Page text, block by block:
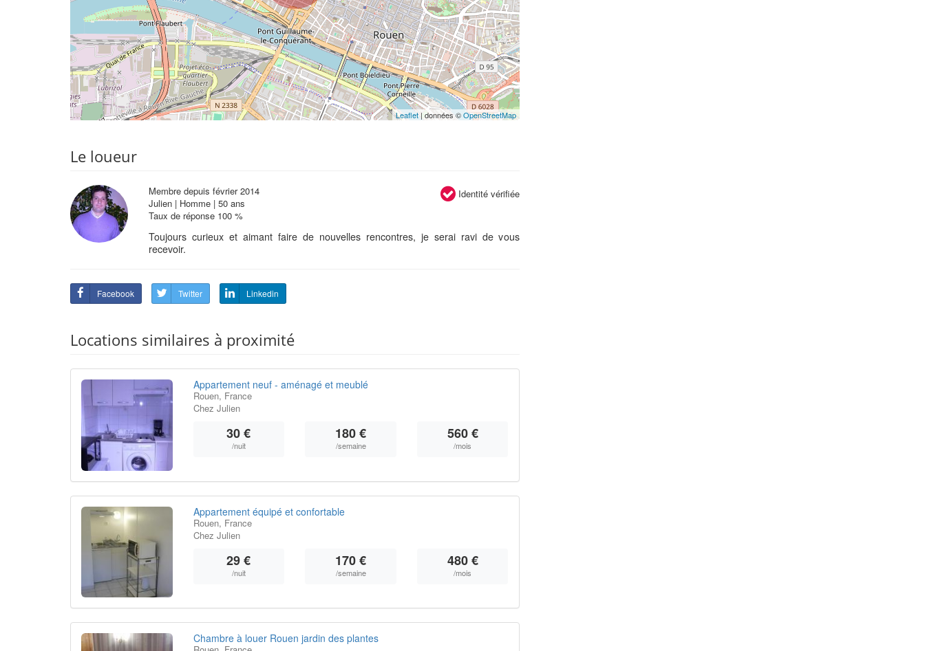
Leaflet| données ©OpenStreetMap
Le loueur
Identité vérifiée
Membre depuis février 2014
Julien | Homme | 50 ans
Taux de réponse 100 %
Toujours curieux et aimant faire de nouvelles rencontres, je serai ravi de vous
recevoir.
Facebook Twitter Linkedin
Locations similaires à proximité
Appartement neuf - aménagé et meublé
Rouen, France
Chez Julien
30 €
/nuit
180 €
/semaine
560 €
/mois
Appartement équipé et confortable
Rouen, France
Chez Julien
29 €
/nuit
170 €
/semaine
480 €
/mois
Chambre à louer Rouen jardin des plantes